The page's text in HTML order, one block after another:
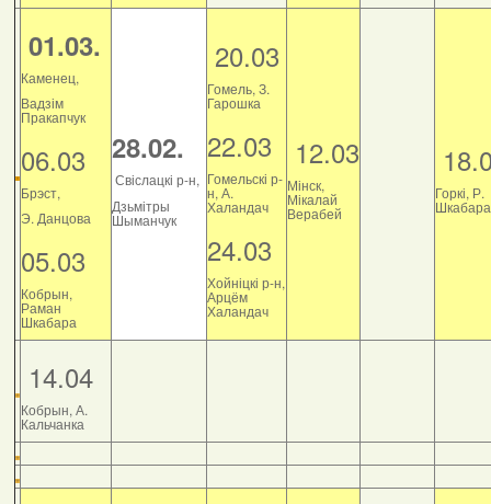
01.03.
Каменец,
Вадзім
Пракапчук
06.03
Брэст,
Э. Данцова
05.03
Кобрын,
Раман
Шкабара
28.02.
Свіслацкі р-н,
Дзьмітры
Шыманчук
20.03
Гомель, З.
Гарошка
22.03
Гомельскі р-
н, А.
Халандач
24.03
Хойніцкі р-н,
Арцём
Халандач
12.03
Мінск,
Мікалай
Верабей
Горкі, Р.
Шкабара
14.04
Кобрын, А.
Кальчанка